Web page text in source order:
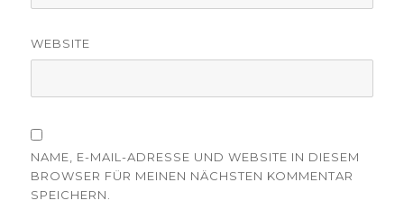
WEBSITE
NAME, E-MAIL-ADRESSE UND WEBSITE IN DIESEM
BROWSER FÜR MEINEN NÄCHSTEN KOMMENTAR
SPEICHERN.